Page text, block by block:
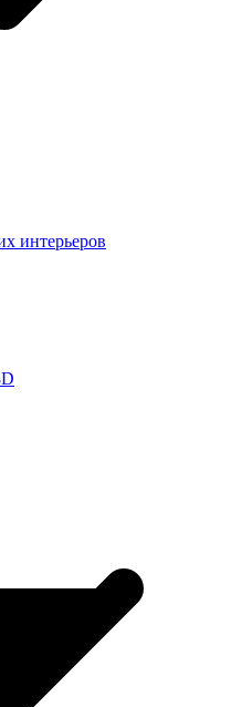
интерьеров